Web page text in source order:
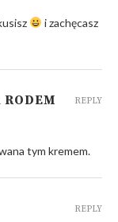
i zachęcasz
tym kremem.
REPLY
REPLY